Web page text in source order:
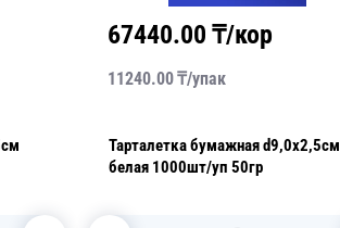
67440.00 ₸/кор
11240.00₸/упак
Тарталетка бумажная d9,0х2,5см
белая 1000шт/уп 50гр